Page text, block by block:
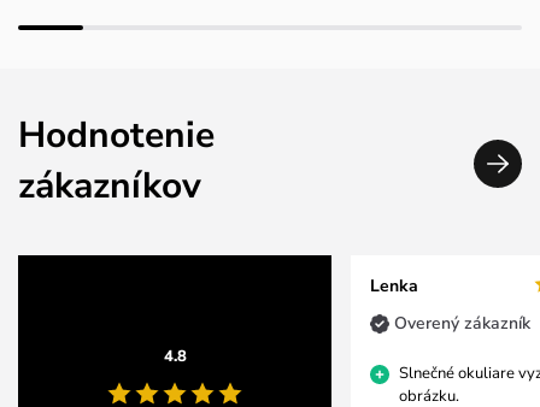
Hodnotenie
zákazníkov
4.8
Lenka
Overený zákazník
Slnečné okuliare
obrázku.